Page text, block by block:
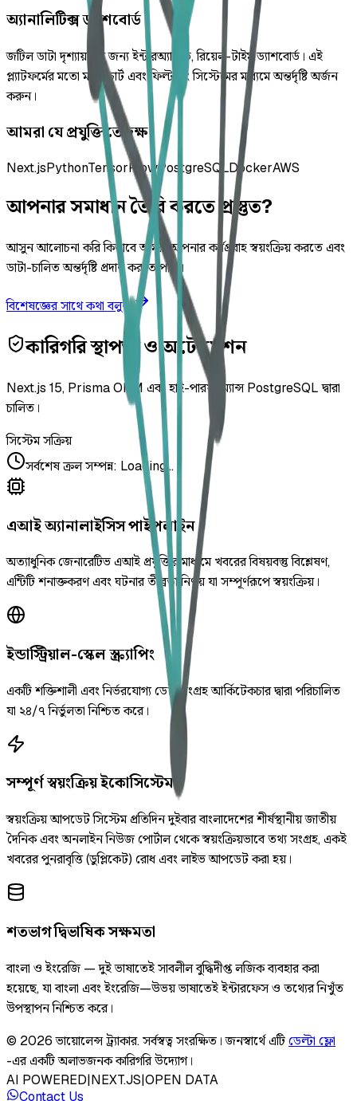
অ্যানালিটিক্স ড্যাশবোর্ড
জটিল ডাটা দৃশ্যায়নের জন্য ইন্টারঅ্যাক্টিভ, রিয়েল-টাইম ড্যাশবোর্ড। এই
প্ল্যাটফর্মের মতো ম্যাপ, চার্ট এবং ফিল্টারিং সিস্টেমের মাধ্যমে অন্তর্দৃষ্টি অর্জন
করুন।
আমরা যে প্রযুক্তিতে দক্ষ
Next.jsPythonTensorFlowPostgreSQLDockerAWS
আপনার সমাধান তৈরি করতে প্রস্তুত?
আসুন আলোচনা করি কিভাবে আমরা আপনার কর্মপ্রবাহ স্বয়ংক্রিয় করতে এবং
ডাটা-চালিত অন্তর্দৃষ্টি প্রদান করতে পারি।
বিশেষজ্ঞের সাথে কথা বলুন
কারিগরি স্থাপত্য ও অটোমেশন
Next.js 15, Prisma ORM এবং হাই-পারফরম্যান্স PostgreSQL দ্বারা
চালিত।
সিস্টেম সক্রিয়
সর্বশেষ ক্রল সম্পন্ন: Loading...
এআই অ্যানালাইসিস পাইপলাইন
অত্যাধুনিক জেনারেটিভ এআই প্রযুক্তির মাধ্যমে খবরের বিষয়বস্তু বিশ্লেষণ,
এন্টিটি শনাক্তকরণ এবং ঘটনার তীব্রতা নির্ণয় যা সম্পূর্ণরূপে স্বয়ংক্রিয়।
ইন্ডাস্ট্রিয়াল-স্কেল স্ক্র্যাপিং
একটি শক্তিশালী এবং নির্ভরযোগ্য ডেটা সংগ্রহ আর্কিটেকচার দ্বারা পরিচালিত
যা ২৪/৭ নির্ভুলতা নিশ্চিত করে।
সম্পূর্ণ স্বয়ংক্রিয় ইকোসিস্টেম
স্বয়ংক্রিয় আপডেট সিস্টেম প্রতিদিন দুইবার বাংলাদেশের শীর্ষস্থানীয় জাতীয়
দৈনিক এবং অনলাইন নিউজ পোর্টাল থেকে স্বয়ংক্রিয়ভাবে তথ্য সংগ্রহ, একই
খবরের পুনরাবৃত্তি (ডুপ্লিকেট) রোধ এবং লাইভ আপডেট করা হয়।
শতভাগ দ্বিভাষিক সক্ষমতা
বাংলা ও ইংরেজি — দুই ভাষাতেই সাবলীল বুদ্ধিদীপ্ত লজিক ব্যবহার করা
হয়েছে, যা বাংলা এবং ইংরেজি—উভয় ভাষাতেই ইন্টারফেস ও তথ্যের নিখুঁত
উপস্থাপন নিশ্চিত করে।
© 2026 ভায়োলেন্স ট্র্যাকার.সর্বস্বত্ব সংরক্ষিত। জনস্বার্থে এটিডেল্টা ফ্লো
-এর একটি অলাভজনক কারিগরি উদ্যোগ।
AI POWERED|NEXT.JS|OPEN DATA
Contact Us